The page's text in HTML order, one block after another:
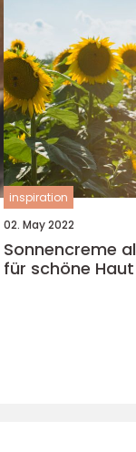
inspiration
02. May 2022
Sonnencreme
für schöne Haut